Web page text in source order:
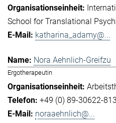
School for Translational
katharina_adamy@...
Nora Aehnlich-Greifzu
Ergotherapeutin
+49 (0) 89-30622-
noraaehnlich@...